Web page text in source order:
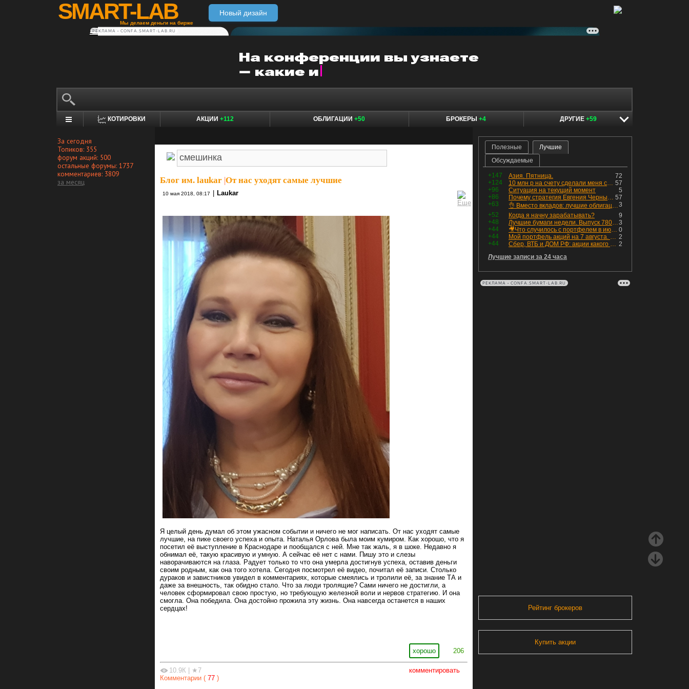
SMART-LAB
Мы делаем деньги на бирже
Новый дизайн
РЕКЛАМА • CONFA.SMART-LAB.RU
КОТИРОВКИ АКЦИИ +112 ОБЛИГАЦИИ +50 БРОКЕРЫ +4 ДРУГИЕ +59
За сегодня
Топиков: 355
форум акций: 500
остальные форумы: 1737
комментариев: 3809
за месяц
Блог им. laukar От нас уходят самые лучшие
10 мая 2018, 08:17 Laukar
Я целый день думал об этом ужасном событии и ничего не мог написать. От нас уходят самые
лучшие, на пике своего успеха и опыта. Наталья Орлова была моим кумиром. Как хорошо, что я
посетил её выступление в Краснодаре и пообщался с ней. Мне так жаль, я в шоке. Недавно я
обнимал её, такую красивую и умную. А сейчас её нет с нами. Пишу это и слезы
наворачиваются на глаза. Радует только то что она умерла достигнув успеха, оставив деньги
своим родным, как она того хотела. Сегодня посмотрел её видео, почитал её записи. Столько
дураков и завистников увидел в комментариях, которые смеялись и тролили её, за знание ТА и
даже за внешность, так обидно стало. Что за люди тролящие? Сами ничего не достигли, а
человек сформировал свою простую, но требующую железной воли и нервов стратегию. И она
смогла. Она победила. Она достойно прожила эту жизнь. Она навсегда останется в наших
сердцах!
хорошо 206
комментировать
10.9К | ★7
Комментарии ( 77 )
Полезные
Лучшие
Обсуждаемые
+147 72
Азия. Пятница.
+124
57
10 млн р на счету сделали меня счастливым? Ожидание vs Реальность!
+96
5
Ситуация на текущий момент
+86
57
Почему стратегия Евгения Черных приведет вас к убыткам в 2026 году
+63
3
👌 Вместо вкладов: лучшие облигации — только супер надёжные
+52
9
Когда я начну зарабатывать?
+48
3
Лучшие бумаги недели. Выпуск 780 – обновления для пятницы
+44
0
🎥Что случилось с портфелем в июле - честный разбор / Инвестировать Просто
+44
2
Мой портфель акций на 7 августа. Покупки активов и реинвестирование дивидендов. Создание пассивного дохода
+44
2
Сбер, ВТБ и ДОМ РФ: акции какого банка топ, а чьи акции 💩?
Лучшие записи за 24 часа
РЕКЛАМА • CONFA.SMART-LAB.RU
Рейтинг брокеров
Купить акции